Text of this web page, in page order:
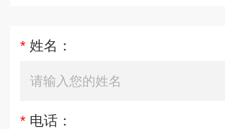
* 姓名：
* 电话：